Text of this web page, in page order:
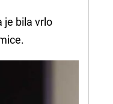
je bila vrlo